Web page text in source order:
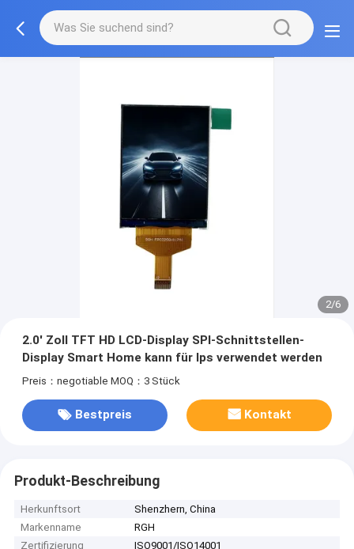
2/6
2.0' Zoll TFT HD LCD-Display SPI-Schnittstellen-
Display Smart Home kann für Ips verwendet werden
Preis：negotiable MOQ：3 Stück
Bestpreis Kontakt
Produkt-Beschreibung
Herkunftsort
Shenzhern, China
Markenname
RGH
Zertifizierung
ISO9001/ISO14001